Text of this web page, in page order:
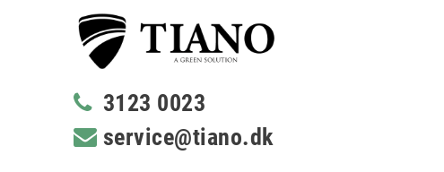
3123 0023
service@tiano.dk